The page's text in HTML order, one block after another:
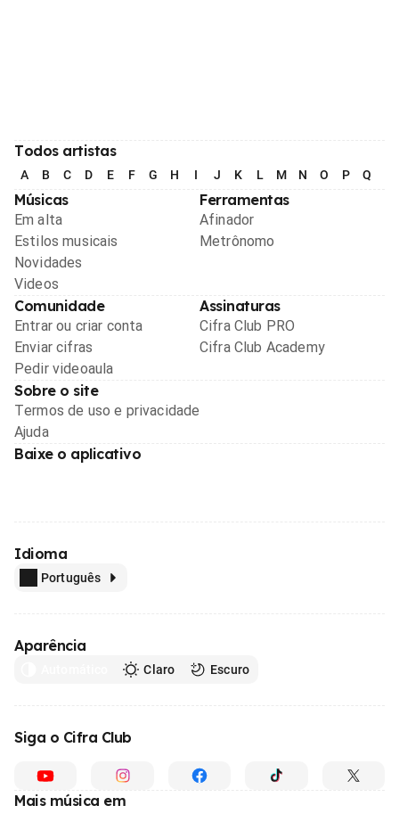
Todos artistas
A B C D E F G H I J K L M N O P Q
Músicas
Em alta
Estilos musicais
Novidades
Videos
Ferramentas
Afinador
Metrônomo
Comunidade
Entrar ou criar conta
Enviar cifras
Pedir videoaula
Assinaturas
Cifra Club PRO
Cifra Club Academy
Sobre o site
Termos de uso e privacidade
Ajuda
Baixe o aplicativo
Idioma
Português
Aparência
Claro Escuro
Siga o Cifra Club
Mais música em